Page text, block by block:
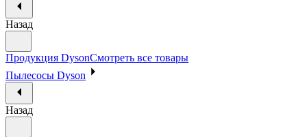
Назад
Продукция DysonСмотреть все товары
Пылесосы Dyson
Назад